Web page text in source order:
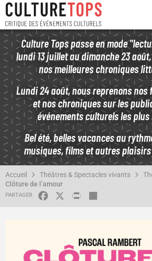
Aller
au
contenu
principal
Culture Tops passe en mode
lundi 13 juillet au dimanche 23
nos meilleures chroniques
Lundi 24 août, nous reprenons
et nos chroniques sur les
événements culturels les
Bel été, belles vacances au
musiques, films et autres
FIL
D'ARIANE
Accueil Théâtres & Spectacles vivants
Clôture de l’amour
FACEBOOK PRINT